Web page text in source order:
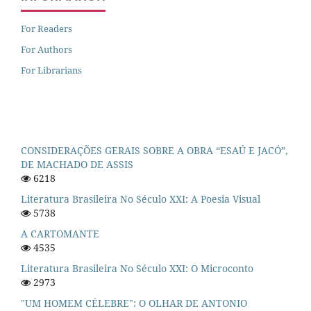
For Readers
For Authors
For Librarians
CONSIDERAÇÕES GERAIS SOBRE A OBRA “ESAÚ E JACÓ”,
DE MACHADO DE ASSIS
6218
Literatura Brasileira No Século XXI: A Poesia Visual
5738
A CARTOMANTE
4535
Literatura Brasileira No Século XXI: O Microconto
2973
"UM HOMEM CÉLEBRE": O OLHAR DE ANTONIO